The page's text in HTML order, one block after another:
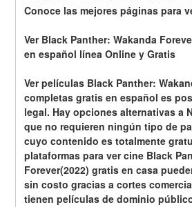
Conoce las mejores páginas para
Ver Black Panther: Wakanda
en español línea Online y Gratis
Ver películas Black Panther:
completas gratis en español es
legal. Hay opciones alternativas a
que no requieren ningún tipo de
cuyo contenido es totalmente
plataformas para ver cine Black
Forever(2022) gratis en casa
sin costo gracias a cortes
tienen películas de dominio